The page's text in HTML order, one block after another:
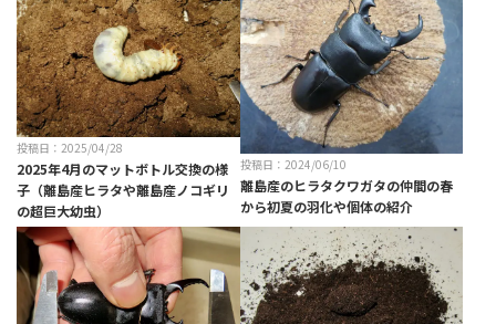
投稿日：2025/04/28
2025年4月のマットボトル交換の様
子（離島産ヒラタや離島産ノコギリ
の超巨大幼虫）
投稿日：2024/06/10
離島産のヒラタクワガタの仲間の春
から初夏の羽化や個体の紹介